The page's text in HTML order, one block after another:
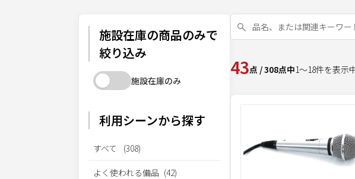
施設在庫の商品のみで
絞り込み
施設在庫のみ
利用シーンから探す
すべて (308)
よく使われる備品 (42)
43点 /308点中1～18件を表示